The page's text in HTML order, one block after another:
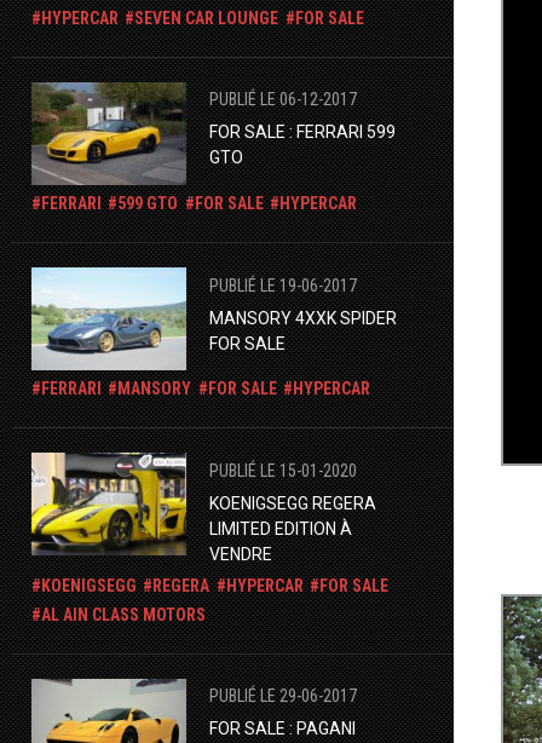
HYPERCAR
​SEVEN CAR LOUNGE FOR SALE
PUBLIÉ LE 06-12-2017
FOR SALE : FERRARI 599
GTO
FERRARI 599 GTO FOR SALE HYPERCAR
PUBLIÉ LE 19-06-2017
MANSORY 4XXK SPIDER
FOR SALE
FERRARI MANSORY FOR SALE HYPERCAR
PUBLIÉ LE 15-01-2020
KOENIGSEGG REGERA
LIMITED EDITION À
VENDRE
KOENIGSEGG
REGERA HYPERCAR
FOR SALE
AL AIN CLASS MOTORS
PUBLIÉ LE 29-06-2017
FOR SALE : PAGANI